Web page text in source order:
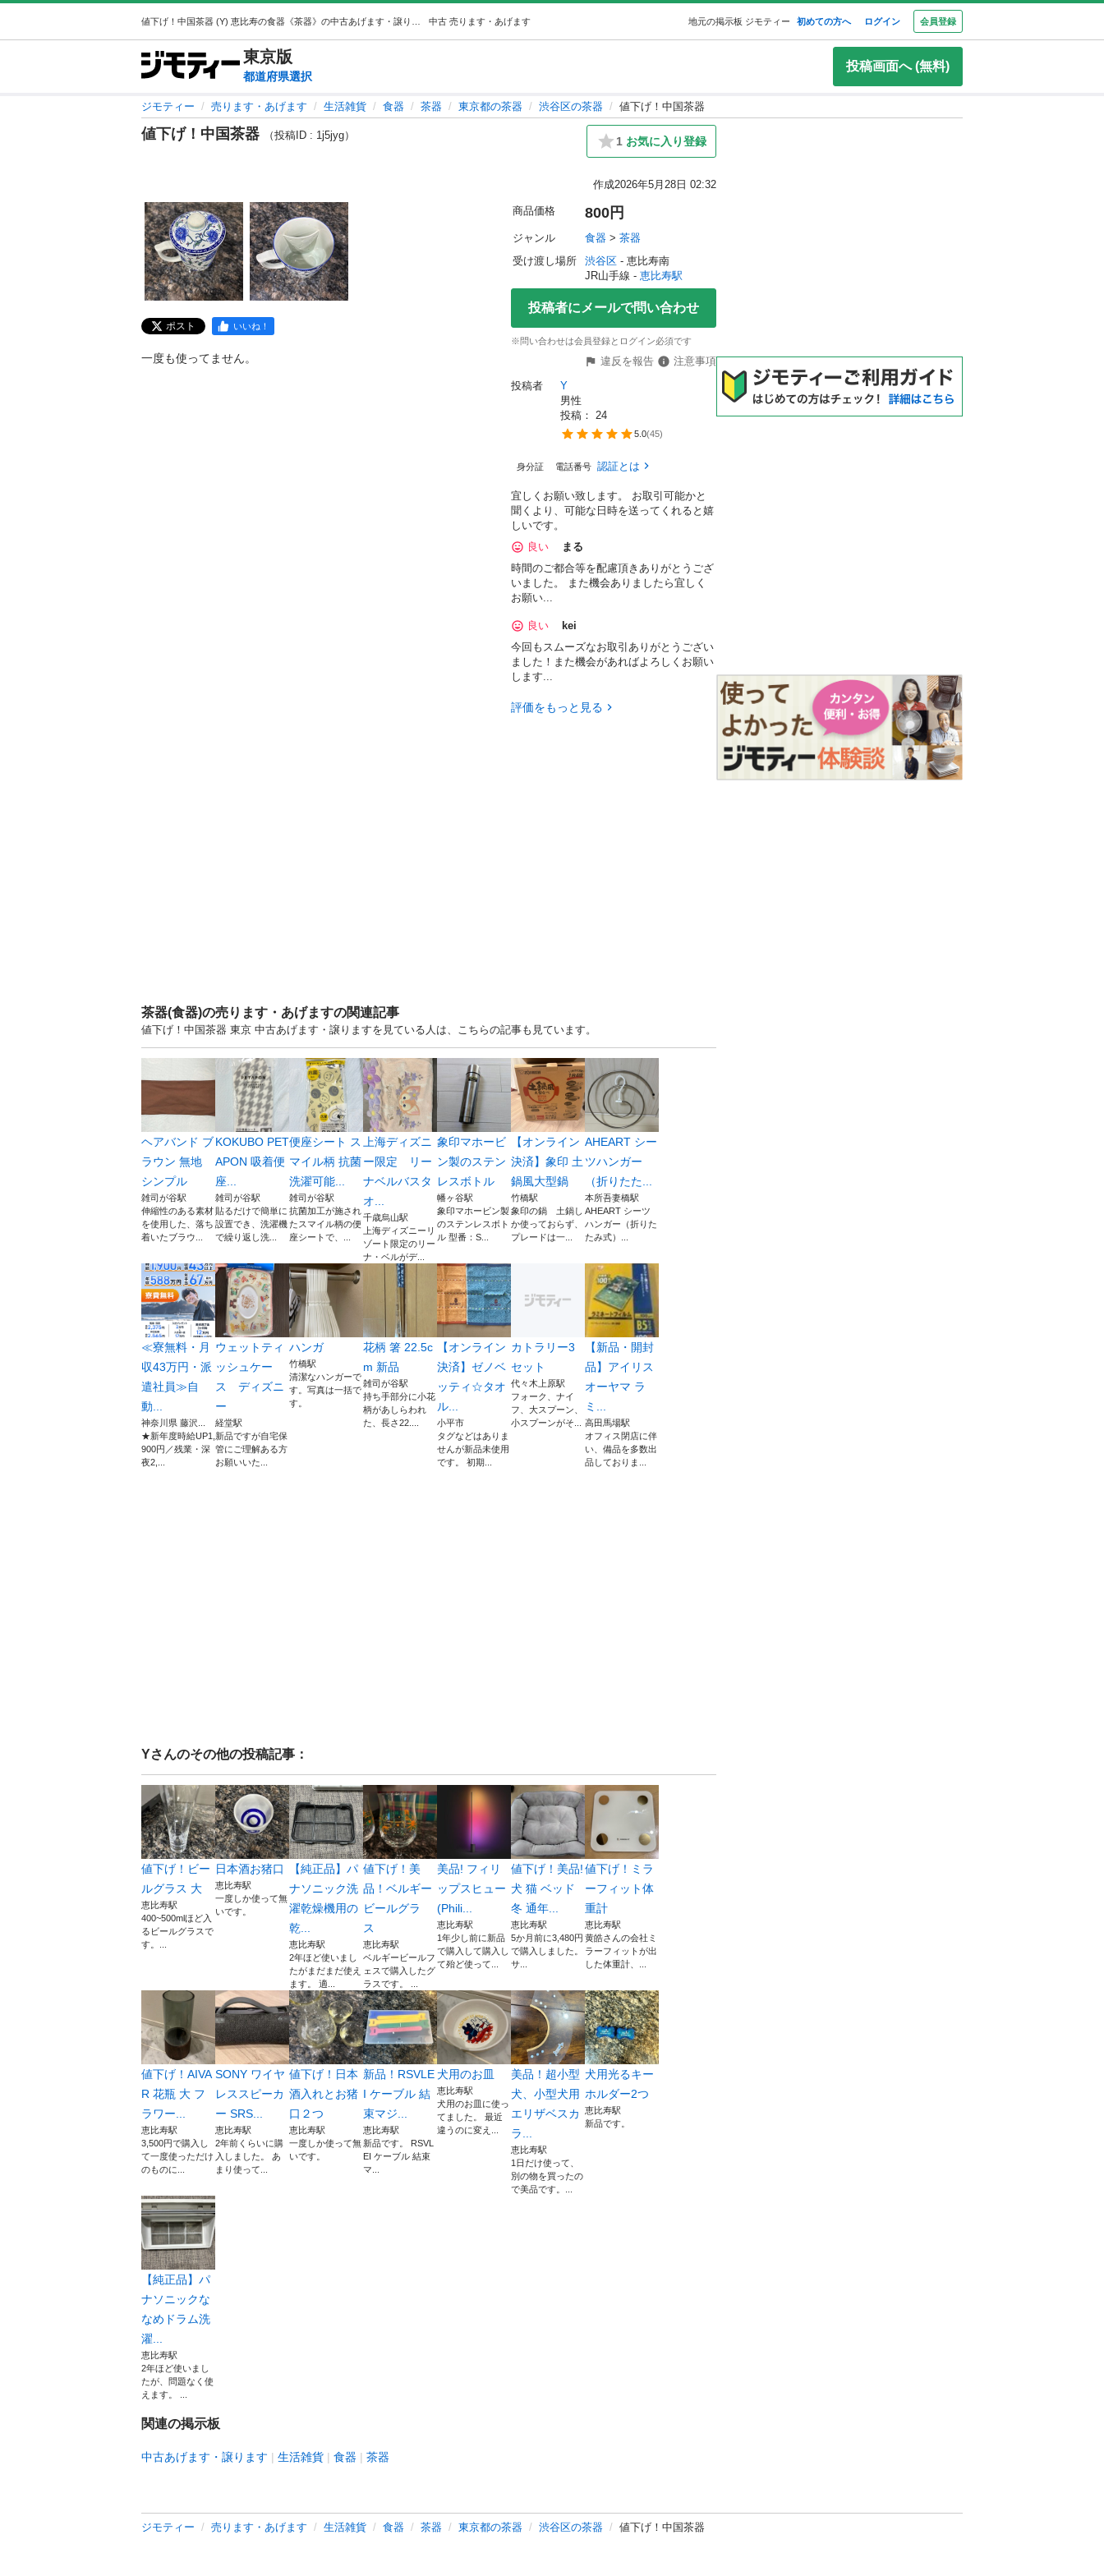
中古 売ります・あげます 地元の掲示板 ジモティー 初めての方へ ログイン 会員登録
東京版
都道府県選択
投稿画面へ (無料)
ジモティー 売ります・あげます 生活雑貨 食器 茶器 東京都の茶器 渋谷区の茶器 値下げ！中国茶器
値下げ！中国茶器 （投稿ID : 1j5jyg） 1 お気に入り登録
作成2026年5月28日 02:32
ポスト いいね！
一度も使ってません。
商品価格 800円
ジャンル 食器 > 茶器
受け渡し場所
渋谷区 - 恵比寿南
JR山手線 - 恵比寿駅
投稿者にメールで問い合わせ
※問い合わせは会員登録とログイン必須です
違反を報告
注意事項
投稿者
Y
男性
投稿： 24
5.0(45)
身分証 電話番号 認証とは
宜しくお願い致します。 お取引可能かと
聞くより、可能な日時を送ってくれると嬉
しいです。
良い
まる
時間のご都合等を配慮頂きありがとうござ
いました。 また機会ありましたら宜しく
お願い...
良い
kei
今回もスムーズなお取引ありがとうござい
ました！また機会があればよろしくお願い
します...
評価をもっと見る
茶器(食器)の売ります・あげますの関連記事
値下げ！中国茶器 東京 中古あげます・譲りますを見ている人は、こちらの記事も見ています。
ヘアバンド ブ
ラウン 無地
シンプル
雑司が谷駅
伸縮性のある素材
を使用した、落ち
着いたブラウ...
KOKUBO PET
APON 吸着便
座...
雑司が谷駅
貼るだけで簡単に
設置でき、洗濯機
で繰り返し洗...
便座シート ス
マイル柄 抗菌
洗濯可能...
雑司が谷駅
抗菌加工が施され
たスマイル柄の便
座シートで、...
上海ディズニ
ー限定 リー
ナベルバスタ
オ...
千歳烏山駅
上海ディズニーリ
ゾート限定のリー
ナ・ベルがデ...
象印マホービ
ン製のステン
レスボトル
幡ヶ谷駅
象印マホービン製
のステンレスボト
ル 型番：S...
【オンライン
決済】象印 土
鍋風大型鍋
竹橋駅
象印の鍋 土鍋し
か使っておらず、
プレードは一...
AHEART シー
ツハンガー
（折りたた...
本所吾妻橋駅
AHEART シーツ
ハンガー（折りた
たみ式）...
≪寮無料・月
収43万円・派
遣社員≫自
動...
神奈川県 藤沢...
★新年度時給UP1,
900円／残業・深
夜2,...
ウェットティ
ッシュケー
ス ディズニ
ー
経堂駅
新品ですが自宅保
管にご理解ある方
お願いいた...
ハンガ
竹橋駅
清潔なハンガーで
す。写真は一括で
す。
花柄 箸 22.5c
m 新品
雑司が谷駅
持ち手部分に小花
柄があしらわれ
た、長さ22....
【オンライン
決済】ゼノベ
ッティ☆タオ
ル...
小平市
タグなどはありま
せんが新品未使用
です。 初期...
カトラリー3
セット
代々木上原駅
フォーク、ナイ
フ、大スプーン、
小スプーンがそ...
【新品・開封
品】アイリス
オーヤマ ラ
ミ...
高田馬場駅
オフィス閉店に伴
い、備品を多数出
品しておりま...
Yさんのその他の投稿記事：
値下げ！ビー
ルグラス 大
恵比寿駅
400~500mlほど入
るビールグラスで
す。...
日本酒お猪口
恵比寿駅
一度しか使って無
いです。
【純正品】パ
ナソニック洗
濯乾燥機用の
乾...
恵比寿駅
2年ほど使いまし
たがまだまだ使え
ます。 適...
値下げ！美
品！ベルギー
ビールグラ
ス
恵比寿駅
ベルギービールフ
ェスで購入したグ
ラスです。 ...
美品! フィリ
ップスヒュー
(Phili...
恵比寿駅
1年少し前に新品
で購入して購入し
て殆ど使って...
値下げ！美品!
犬 猫 ベッド
冬 通年...
恵比寿駅
5か月前に3,480円
で購入しました。
サ...
値下げ！ミラ
ーフィット体
重計
恵比寿駅
黄皓さんの会社ミ
ラーフィットが出
した体重計、...
値下げ！AIVA
R 花瓶 大 フ
ラワー...
恵比寿駅
3,500円で購入し
て一度使っただけ
のものに...
SONY ワイヤ
レススピーカ
ー SRS...
恵比寿駅
2年前くらいに購
入しました。 あ
まり使って...
値下げ！日本
酒入れとお猪
口２つ
恵比寿駅
一度しか使って無
いです。
新品！RSVLE
I ケーブル 結
束マジ...
恵比寿駅
新品です。 RSVL
EI ケーブル 結束
マ...
犬用のお皿
恵比寿駅
犬用のお皿に使っ
てました。 最近
違うのに変え...
美品！超小型
犬、小型犬用
エリザベスカ
ラ...
恵比寿駅
1日だけ使って、
別の物を買ったの
で美品です。...
犬用光るキー
ホルダー2つ
恵比寿駅
新品です。
【純正品】パ
ナソニックな
なめドラム洗
濯...
恵比寿駅
2年ほど使いまし
たが、問題なく使
えます。 ...
関連の掲示板
中古あげます・譲ります 生活雑貨 食器 茶器
ジモティー 売ります・あげます 生活雑貨 食器 茶器 東京都の茶器 渋谷区の茶器 値下げ！中国茶器